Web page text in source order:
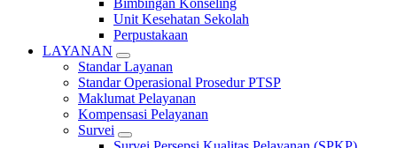
Bimbingan Konseling
Unit Kesehatan Sekolah
Perpustakaan
LAYANAN
Standar Layanan
Standar Operasional Prosedur PTSP
Maklumat Pelayanan
Kompensasi Pelayanan
Survei